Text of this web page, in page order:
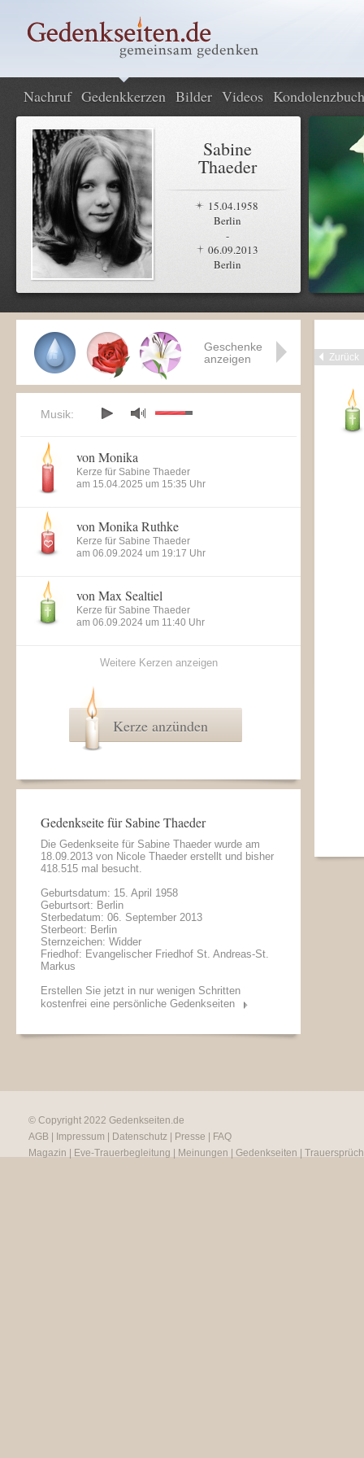
Nachruf Gedenkkerzen Bilder Videos Kondolenzbuch
Sabine
Thaeder
15.04.1958
Berlin
-
06.09.2013
Berlin
Zurück
Geschenke
anzeigen
Musik:
von Monika
Kerze für Sabine Thaeder
am 15.04.2025 um 15:35 Uhr
von Monika Ruthke
Kerze für Sabine Thaeder
am 06.09.2024 um 19:17 Uhr
von Max Sealtiel
Kerze für Sabine Thaeder
am 06.09.2024 um 11:40 Uhr
Weitere Kerzen anzeigen
Kerze anzünden
Gedenkseite für Sabine Thaeder
Die Gedenkseite für Sabine Thaeder wurde am
18.09.2013 von Nicole Thaeder erstellt und bisher
418.515 mal besucht.
Geburtsdatum: 15. April 1958
Geburtsort: Berlin
Sterbedatum: 06. September 2013
Sterbeort: Berlin
Sternzeichen: Widder
Friedhof: Evangelischer Friedhof St. Andreas-St.
Markus
Erstellen Sie jetzt in nur wenigen Schritten
kostenfrei eine persönliche Gedenkseiten
© Copyright 2022 Gedenkseiten.de
AGB
Impressum Datenschutz Presse
FAQ
Magazin
Eve-Trauerbegleitung Meinungen Gedenkseiten